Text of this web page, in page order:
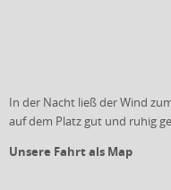
In der Nacht ließ der Wind
auf dem Platz gut und ruhig
Unsere Fahrt als Map